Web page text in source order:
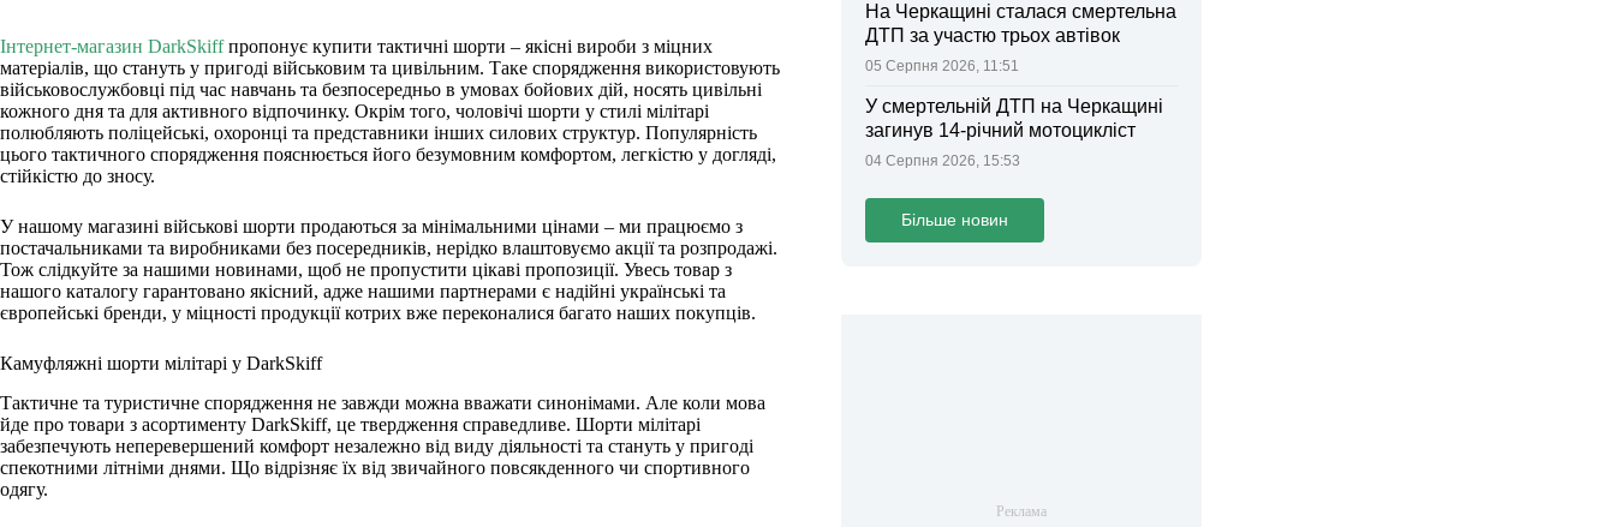
Інтернет-магазин DarkSkiffпропонує купити тактичні шорти – якісні вироби з міцних
матеріалів, що стануть у пригоді військовим та цивільним. Таке спорядження використовують
військовослужбовці під час навчань та безпосередньо в умовах бойових дій, носять цивільні
кожного дня та для активного відпочинку. Окрім того, чоловічі шорти у стилі мілітарі
полюбляють поліцейські, охоронці та представники інших силових структур. Популярність
цього тактичного спорядження пояснюється його безумовним комфортом, легкістю у догляді,
стійкістю до зносу.
У нашому магазині військові шорти продаються за мінімальними цінами – ми працюємо з
постачальниками та виробниками без посередників, нерідко влаштовуємо акції та розпродажі.
Тож слідкуйте за нашими новинами, щоб не пропустити цікаві пропозиції. Увесь товар з
нашого каталогу гарантовано якісний, адже нашими партнерами є надійні українські та
європейські бренди, у міцності продукції котрих вже переконалися багато наших покупців.
Камуфляжні шорти мілітарі у DarkSkiff
Тактичне та туристичне спорядження не завжди можна вважати синонімами. Але коли мова
йде про товари з асортименту DarkSkiff, це твердження справедливе. Шорти мілітарі
забезпечують неперевершений комфорт незалежно від виду діяльності та стануть у пригоді
спекотними літніми днями. Що відрізняє їх від звичайного повсякденного чи спортивного
одягу.
На Черкащині сталася смертельна
ДТП за участю трьох автівок
05 Серпня 2026, 11:51
У смертельній ДТП на Черкащині
загинув 14-річний мотоцикліст
04 Серпня 2026, 15:53
Більше новин